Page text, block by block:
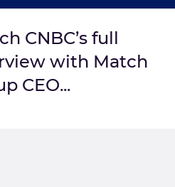
CNBC’s full
with Match
CEO...